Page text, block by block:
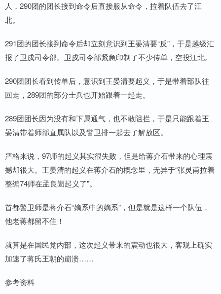
人，290团的团长接到命令后直接服从命令，拉着队伍去了江
北。
291团的团长接到命令后却立刻意识到王晏清要“反”，于是越级汇
报了卫戍司令部。卫戍司令部紧急印制了不少传单，空投江北。
290团团长看到传单后，意识到王晏清要起义，于是带着部队往
回走，289团的部分士兵也开始跟着一起走。
289团团长因为没有和下属通气，也不敢阻拦，于是只能跟着王
晏清带着师部直属队以及警卫排一起去了解放区。
严格来说，97师的起义其实很失败，但是给蒋介石带来的心理震
撼却很大。王晏清的起义在蒋介石的概念里，无异于“张灵甫拉着
整编74师在孟良崮起义了”。
首都警卫师是蒋介石“嫡系中的嫡系”，但是就是这样一个队伍，
他老蒋都留不住！
就算是在国民党内部，这次起义带来的震动也很大，客观上确实
加速了蒋氏王朝的崩溃……
参考资料